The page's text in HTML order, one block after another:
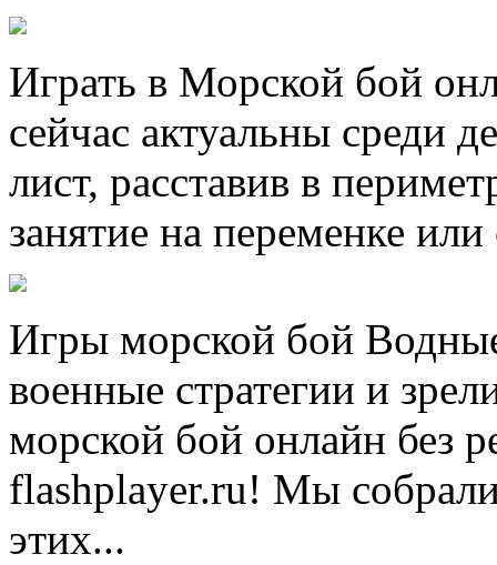
Играть в Морской бой
сейчас актуальны среди
лист, расставив в
занятие на переменке
Игры морской бой
военные стратегии и
морской бой онлайн без
flashplayer.ru! Мы
этих...